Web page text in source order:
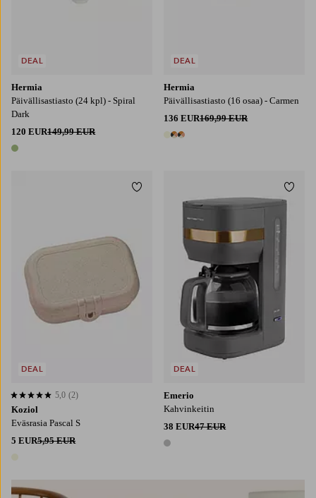
Hermia
Päivällisastiasto (24 kpl) - Spiral
Dark
120 EUR149,99 EUR
1 väri
DEAL
Hermia
Päivällisastiasto (16 osaa) - Carmen
136 EUR169,99 EUR
3 värejä
DEAL
Koziol
Eväsrasia Pascal S
5 EUR5,95 EUR
1 väri
5,0 perustuen 2 arvosanaan
5,0 (2)
DEAL
Lisää suosikkeihin
Emerio
Kahvinkeitin
38 EUR47 EUR
1 väri
DEAL